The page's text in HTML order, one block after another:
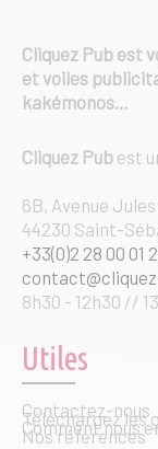
Cliquez Pub est
et voiles
kakémonos…
Cliquez Pub est
6B, Avenue
44230 Saint-
+33(0)2 28 00 01
8h30 - 12h30 //
Utiles
Contactez-nous
Téléchargez les
Comment nous
Nos références